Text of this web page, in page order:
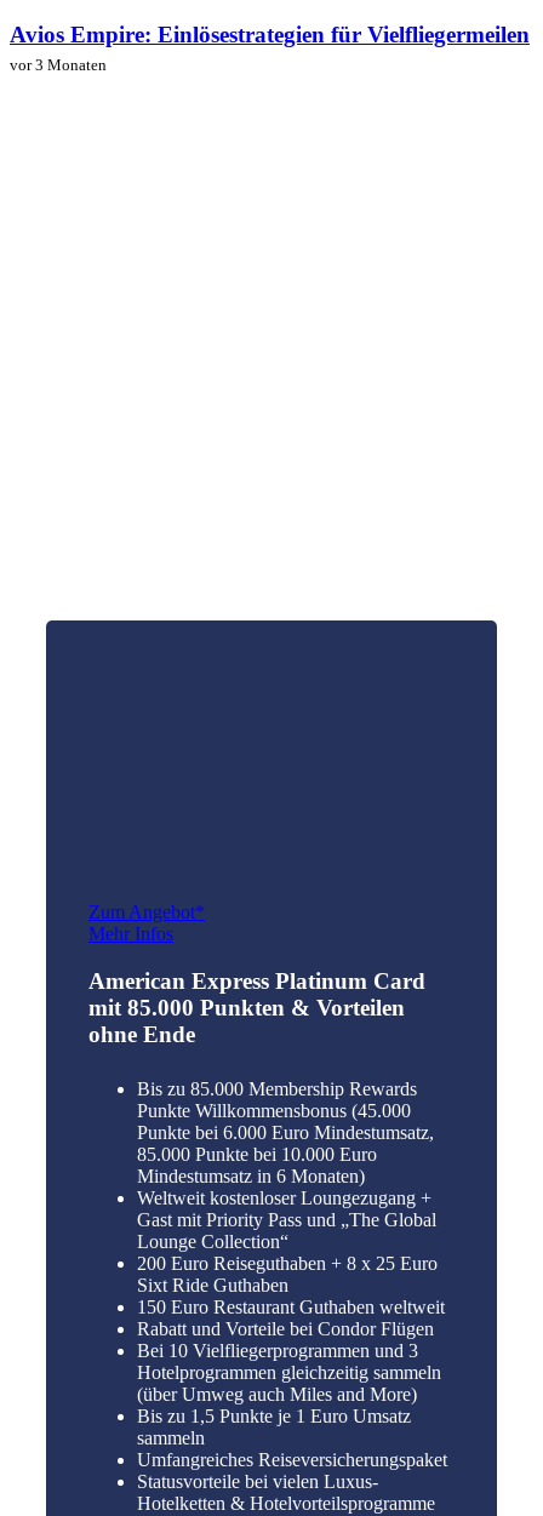
Avios Empire: Einlösestrategien für Vielfliegermeilen
vor 3 Monaten
Zum Angebot*
Mehr Infos
American Express Platinum Card
mit 85.000 Punkten & Vorteilen
ohne Ende
Bis zu 85.000 Membership Rewards
Punkte Willkommensbonus (45.000
Punkte bei 6.000 Euro Mindestumsatz,
85.000 Punkte bei 10.000 Euro
Mindestumsatz in 6 Monaten)
Weltweit kostenloser Loungezugang +
Gast mit Priority Pass und „The Global
Lounge Collection“
200 Euro Reiseguthaben + 8 x 25 Euro
Sixt Ride Guthaben
150 Euro Restaurant Guthaben weltweit
Rabatt und Vorteile bei Condor Flügen
Bei 10 Vielfliegerprogrammen und 3
Hotelprogrammen gleichzeitig sammeln
(über Umweg auch Miles and More)
Bis zu 1,5 Punkte je 1 Euro Umsatz
sammeln
Umfangreiches Reiseversicherungspaket
Statusvorteile bei vielen Luxus-
Hotelketten & Hotelvorteilsprogramme